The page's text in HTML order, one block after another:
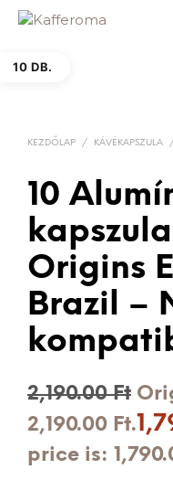
10 DB.
KEZDŐLAP / KÁVÉKAPSZULA /
10
Origins
Brazil –
2,190.00Ft
2,190.00 Ft.
price is: